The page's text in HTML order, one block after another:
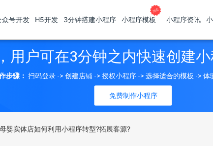
众号开发 H5开发 3分钟搭建小程序 小程序模板 小程序资讯
用户可在3分钟之内快速创建
免费制作小程序
步骤： 扫码登录 -> 创建店铺 -> 授权小程序 -> 选择适合的模板 ->
婴实体店如何利用小程序转型?拓展客源?